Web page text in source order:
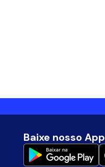
Baixe nosso App